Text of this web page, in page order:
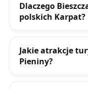
Dlaczego
polskich Karpat?
Jakie atrakcje
Pieniny?